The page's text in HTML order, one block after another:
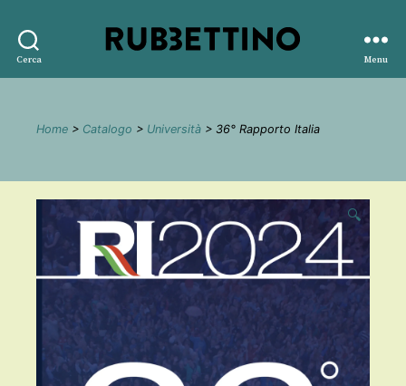
Cerca
editore
Menu
Home > Catalogo > Università > 36° Rapporto Italia
🔍